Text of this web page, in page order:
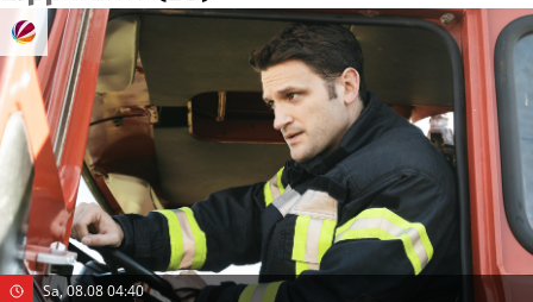
Sa, 08.08 04:40